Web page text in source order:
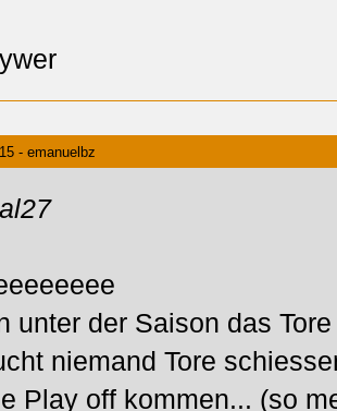
- emanuelbz
unter der Saison das
niemand Tore
Play off kommen... (so